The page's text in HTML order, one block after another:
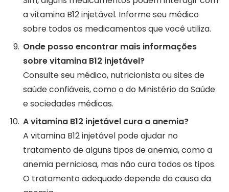
a vitamina B12 injetável. Informe seu médico
sobre todos os medicamentos que você utiliza.
Onde posso encontrar mais informações
sobre vitamina B12 injetável?
Consulte seu médico, nutricionista ou sites de
saúde confiáveis, como o do Ministério da Saúde
e sociedades médicas.
A vitamina B12 injetável cura a anemia?
A vitamina B12 injetável pode ajudar no
tratamento de alguns tipos de anemia, como a
anemia perniciosa, mas não cura todos os tipos.
O tratamento adequado depende da causa da